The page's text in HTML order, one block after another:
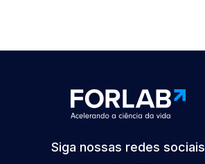
Siga nossas redes sociais